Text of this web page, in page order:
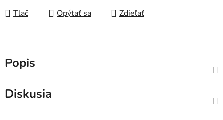
Tlač Opýtať sa Zdieľať
Popis
Diskusia